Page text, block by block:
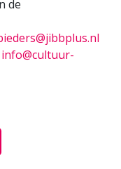
de
info@cultuur-